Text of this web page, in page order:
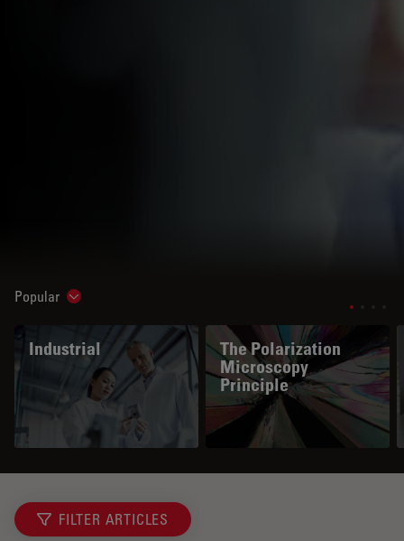
Popular Show subnavigation
Industrial
The Polarization
Microscopy
Principle
FILTER ARTICLES